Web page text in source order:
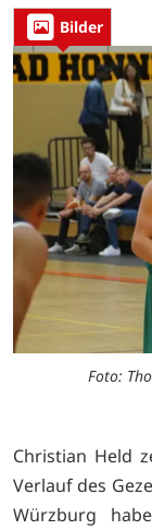
Bilder
Foto:
Christian Held
Verlauf des
Würzburg